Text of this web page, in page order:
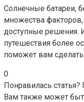
Солнечные батареи,
множества
доступные решения.
путешествия более
поможет вам
0
Понравилась
Вам также может